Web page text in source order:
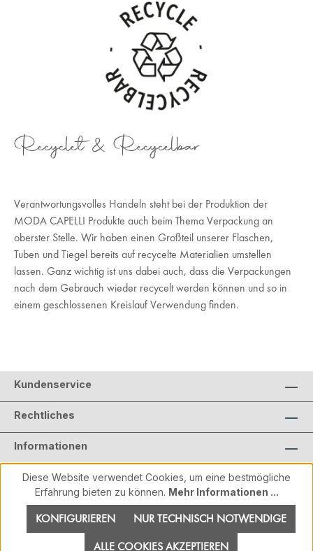
Recyclet & Recycelbar
Verantwortungsvolles Handeln steht bei der Produktion der
MODA CAPELLI Produkte auch beim Thema Verpackung an
oberster Stelle. Wir haben einen Großteil unserer Flaschen,
Tuben und Tiegel bereits auf recycelte Materialien umstellen
lassen. Ganz wichtig ist uns dabei auch, dass die Verpackungen
nach dem Gebrauch wieder recycelt werden können und so in
einem geschlossenen Kreislauf Verwendung finden.
Kundenservice
Rechtliches
Informationen
Diese Website verwendet Cookies, um eine bestmögliche
Erfahrung bieten zu können. Mehr Informationen ...
NUR TECHNISCH NOTWENDIGE
KONFIGURIEREN
ALLE COOKIES AKZEPTIEREN